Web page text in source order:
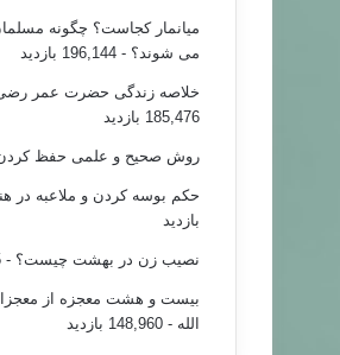
میانمار کجاست؟ چگونه
می شوند؟ - 196,144 بازدید
خلاصه زندگی حضرت عمر رضی
185,476 بازدید
روش صحیح و علمی حفظ
حکم بوسه کردن و ملاعبه در
بازدید
نصیب زن در بهشت چیست؟ - 152,965 بازدید
بیست و هشت معجزه از
الله - 148,960 بازدید